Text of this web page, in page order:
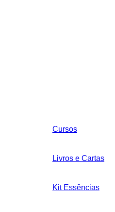
Cursos
Livros e Cartas
Kit Essências